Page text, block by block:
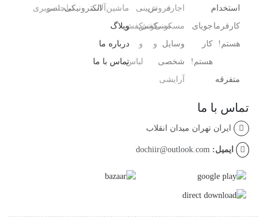
استخدام
کارفرما
هستم!
جویای
کار
هستم!
متفرقه
اجاره
مسکونی
فروش
مسکونی
وسایل
شخصی
آرایشی ،
تزیینی
کفش
و
،
کفش
و
لباس
ماشین‌آلاتالکترونیکی
تبلتجانبی
تصویری
وبلاگ
درباره ما
تماس با ما
تماس با ما
ایران تهران میدان انقلاب
ایمیل: dochiir@outlook.com